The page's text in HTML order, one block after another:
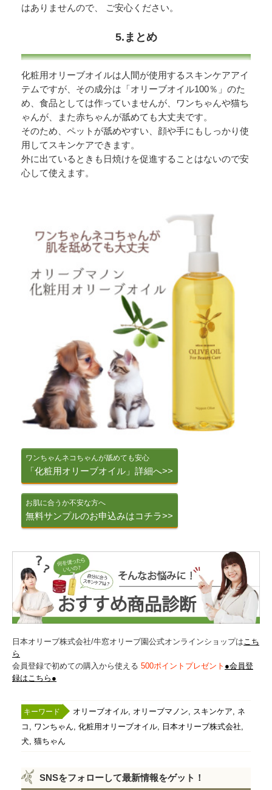
はありませんので、 ご安心ください。
5.まとめ
化粧用オリーブオイルは人間が使用するスキンケアアイ
テムですが、その成分は「オリーブオイル100％」のた
め、食品としては作っていませんが、ワンちゃんや猫ち
ゃんが、また赤ちゃんが舐めても大丈夫です。
そのため、ペットが舐めやすい、顔や手にもしっかり使
用してスキンケアできます。
外に出ているときも日焼けを促進することはないので安
心して使えます。
ワンちゃんネコちゃんが舐めても安心
「化粧用オリーブオイル」詳細へ>>
お肌に合うか不安な方へ
無料サンプルのお申込みはコチラ>>
日本オリーブ株式会社/牛窓オリーブ園公式オンラインショップは こち
ら
会員登録で初めての購入から使える 500ポイントプレゼント ●会員登
録はこちら●
オリーブオイル オリーブマノン スキンケア
ネ
コ
ワンちゃん 化粧用オリーブオイル 日本オリーブ株式会社
犬 猫ちゃん
SNSをフォローして最新情報をゲット！